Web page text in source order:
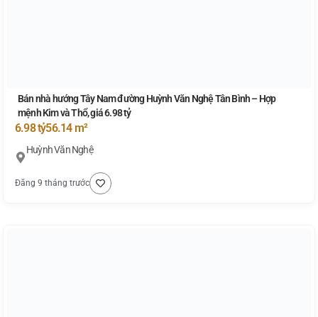
Bán nhà hướng Tây Nam đường Huỳnh Văn Nghệ Tân Bình – Hợp
mệnh Kim và Thổ, giá 6.98 tỷ
6.98 tỷ56.14 m²
Huỳnh Văn Nghệ
Đăng 9 tháng trước